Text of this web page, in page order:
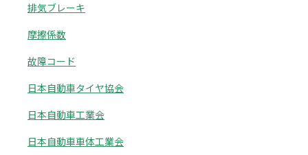
排気ブレーキ
摩擦係数
故障コード
日本自動車タイヤ協会
日本自動車工業会
日本自動車車体工業会